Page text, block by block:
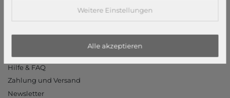
Hilfe & FAQ
Zahlung und Versand
Newsletter
Weitere Einstellungen
Alle akzeptieren